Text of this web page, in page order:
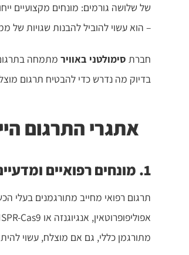
של שלושה גורמים: מונחים מקצועיים
– הוא עשוי להוביל להבנות שגויות של
חברת סימולטני באוויר
בדיוק מה נדרש כדי להבטיח תרגום
אתגרי התרגום
1. מונחים רפואיים ומדעיים
תרגום רפואי מחייב מתורגמנים בעלי
מתורגמן כללי, גם אם מוצלח, עשוי